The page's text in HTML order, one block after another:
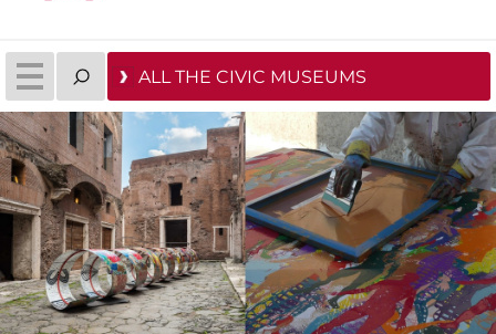
ALL THE CIVIC MUSEUMS